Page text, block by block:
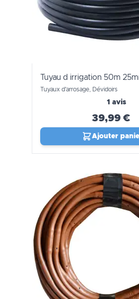
Tuyau d irrigation 50m
Tuyaux d'arrosage, Dévidoirs
1 avis
39,99 €
Ajouter